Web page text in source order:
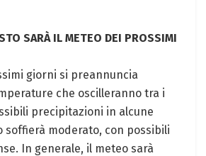
SARÀ IL METEO DEI PROSSIMI
giorni si preannuncia
che oscilleranno tra i
precipitazioni in alcune
soffierà moderato, con possibili
In generale, il meteo sarà